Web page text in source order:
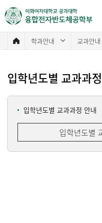
학과안내 교과안내
입학년도별 교과과정
입학년도별 교과과정 안내
입학년도별